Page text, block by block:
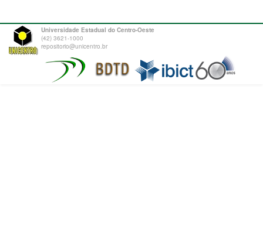
Universidade Estadual do Centro-Oeste
(42) 3621-1000
repositorio@unicentro.br